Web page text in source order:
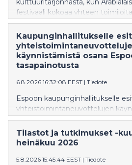
kulttuuritarjonnasta, kun
festivaali kokoaa yhteen
kulttuurirajojen 20.–22. elokuuta
Ohjelmassa on musiikkia, tanssia,
työpajoja, lastenohjelmaa sekä eri
kulttuuriperinteitä esitteleviä
Kaupunginhallitukselle
käynnistämistä osana
tasapainotusta
6.8.2026 16:32:08 EEST | Tiedote
Espoon kaupunginhallitukselle
yhteistoimintaneuvottelujen
alkaen. Neuvottelut koskisivat
henkilöstöä, ja niiden tavoitteena
miljoonan euron vuosittainen
kokouksessaan 10.8.2026.
Tilastot ja tutkimukset -
heinäkuu 2026
5.8.2026 15:45:44 EEST | Tiedote